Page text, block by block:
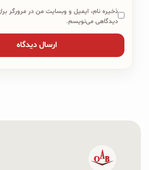
ذخیره نام، ایمیل و وبسایت من در مرورگر
دیدگاهی می‌نویسم.